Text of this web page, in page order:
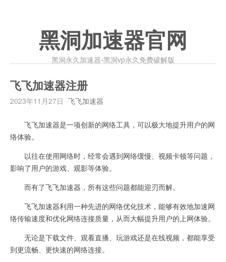
黑洞加速器官网
黑洞永久加速器-黑洞vp永久免费破解版
飞飞加速器注册
2023年11月27日 飞飞加速器
飞飞加速器是一项创新的网络工具，可以极大地提升用户的网
络体验。
以往在使用网络时，经常会遇到网络缓慢、视频卡顿等问题，
影响了用户的游戏、观影等体验。
而有了飞飞加速器，所有这些问题都能迎刃而解。
飞飞加速器利用一种先进的网络优化技术，能够有效地加速网
络传输速度和优化网络连接质量，从而大幅提升用户的上网体验。
无论是下载文件、观看直播、玩游戏还是在线视频，都能享受
到更流畅、更快速的网络连接。